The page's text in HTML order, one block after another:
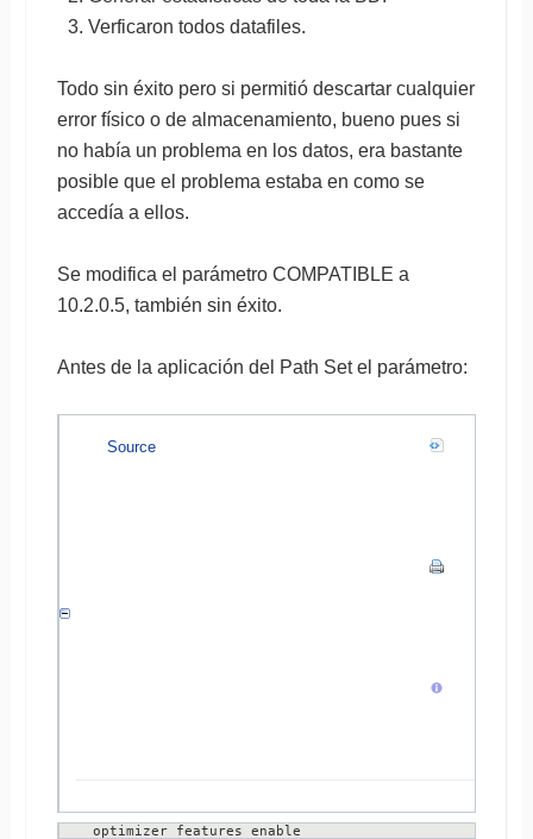
Verficaron todos datafiles.
Todo sin éxito pero si permitió descartar cualquier
error físico o de almacenamiento, bueno pues si
no había un problema en los datos, era bastante
posible que el problema estaba en como se
accedía a ellos.
Se modifica el parámetro COMPATIBLE a
10.2.0.5, también sin éxito.
Antes de la aplicación del Path Set el parámetro:
Source
optimizer_features_enable